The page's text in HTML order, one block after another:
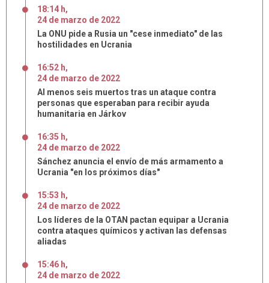
18:14 h,
24 de marzo de 2022
La ONU pide a Rusia un "cese inmediato" de las
hostilidades en Ucrania
16:52 h,
24 de marzo de 2022
Al menos seis muertos tras un ataque contra
personas que esperaban para recibir ayuda
humanitaria en Járkov
16:35 h,
24 de marzo de 2022
Sánchez anuncia el envío de más armamento a
Ucrania "en los próximos días"
15:53 h,
24 de marzo de 2022
Los líderes de la OTAN pactan equipar a Ucrania
contra ataques químicos y activan las defensas
aliadas
15:46 h,
24 de marzo de 2022